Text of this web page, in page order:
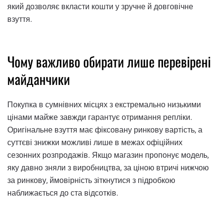
який дозволяє вкласти кошти у зручне й довговічне
взуття.
Чому важливо обирати лише перевірені
майданчики
Покупка в сумнівних місцях з екстремально низькими
цінами майже завжди гарантує отримання репліки.
Оригінальне взуття має фіксовану ринкову вартість, а
суттєві знижки можливі лише в межах офіційних
сезонних розпродажів. Якщо магазин пропонує модель,
яку давно зняли з виробництва, за ціною втричі нижчою
за ринкову, ймовірність зіткнутися з підробкою
наближається до ста відсотків.